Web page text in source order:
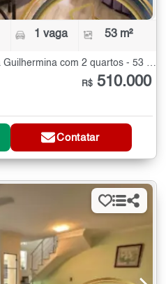
1 vaga 53 m²
Apartamento à Venda na Vila Guilhermina com 2 quartos - 53 m²
R$ 510.000
Contatar